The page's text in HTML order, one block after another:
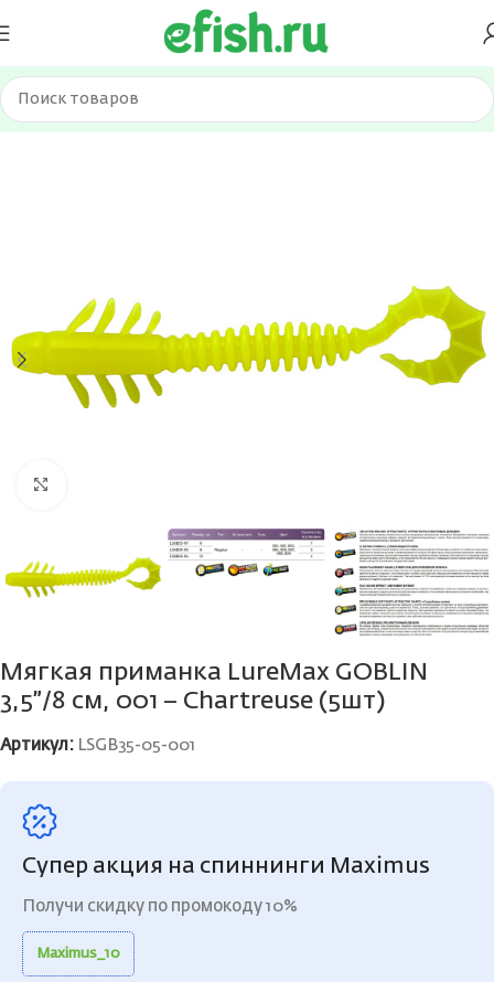
Главная Приманки Силиконовые приманки
Мягкая приманка LureMax GOBLIN
3,5”/8 см, 001 – Chartreuse (5шт)
Артикул: LSGB35-05-001
Супер акция на спиннинги Maximus
Получи скидку по промокоду 10%
Maximus_10